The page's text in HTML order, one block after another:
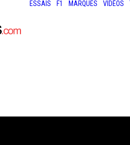
ESSAIS F1 MARQUES VIDÉOS